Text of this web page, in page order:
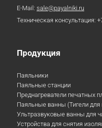
E-Mail: sale@payalniki.ru
Техническая консультация:
Продукция
Паяльники
Паяльные станции
Преднагреватели печатных
Паяльные ванны (Тигели для
Ультразвуковые ванны для
Устройства для снятия